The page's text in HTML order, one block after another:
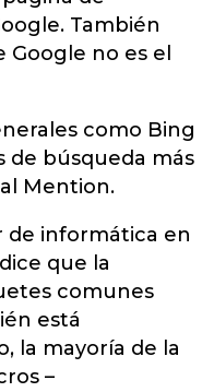
También
no es el
como Bing
de búsqueda más
Mention.
de informática en
que la
comunes
está
la mayoría de la
–